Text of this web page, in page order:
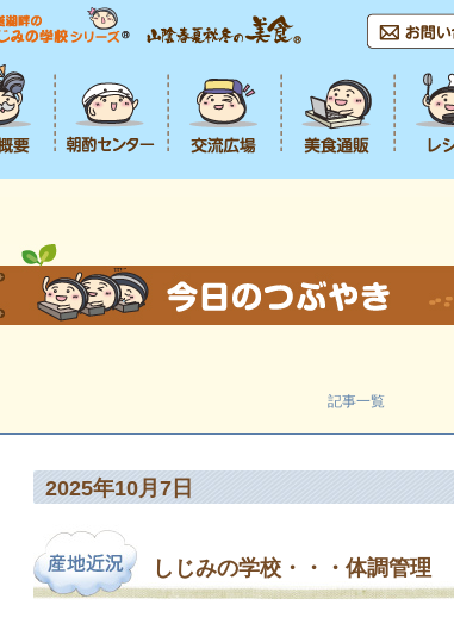
記事一覧
2025年10月7日
しじみの学校・・・体調管理